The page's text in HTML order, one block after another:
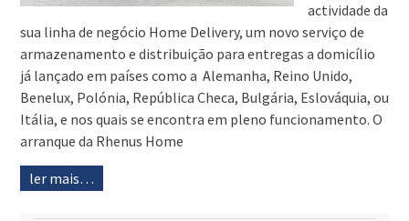
actividade da
sua linha de negócio Home Delivery, um novo serviço de
armazenamento e distribuição para entregas a domicílio
já lançado em países como a Alemanha, Reino Unido,
Benelux, Polónia, República Checa, Bulgária, Eslováquia, ou
Itália, e nos quais se encontra em pleno funcionamento. O
arranque da Rhenus Home
ler mais…